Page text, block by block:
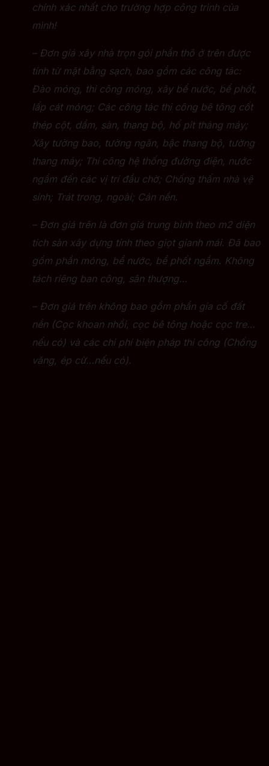
chính xác nhất cho trường hợp công trình của
mình!
– Đơn giá xây nhà trọn gói phần thô ở trên được
tính từ mặt bằng sạch, bao gồm các công tác:
Đào móng, thi công móng, xây bể nước, bể phốt,
lấp cát móng; Các công tác thi công bê tông cốt
thép cột, dầm, sàn, thang bộ, hố pit tháng máy;
Xây tường bao, tường ngăn, bậc thang bộ, tường
thang máy; Thi công hệ thống đường điện, nước
ngầm đến các vị trí đầu chờ; Chống thấm nhà vệ
sinh; Trát trong, ngoài; Cán nền.
– Đơn giá trên là đơn giá trung bình theo m2 diện
tích sàn xây dựng tính theo giọt gianh mái. Đã bao
gồm phần móng, bể nước, bể phốt ngầm. Không
tách riêng ban công, sân thượng…
– Đơn giá trên không bao gồm phần gia cố đất
nền (Cọc khoan nhồi, cọc bê tông hoặc cọc tre…
nếu có) và các chi phí biện pháp thi công (Chống
văng, ép cừ…nếu có).